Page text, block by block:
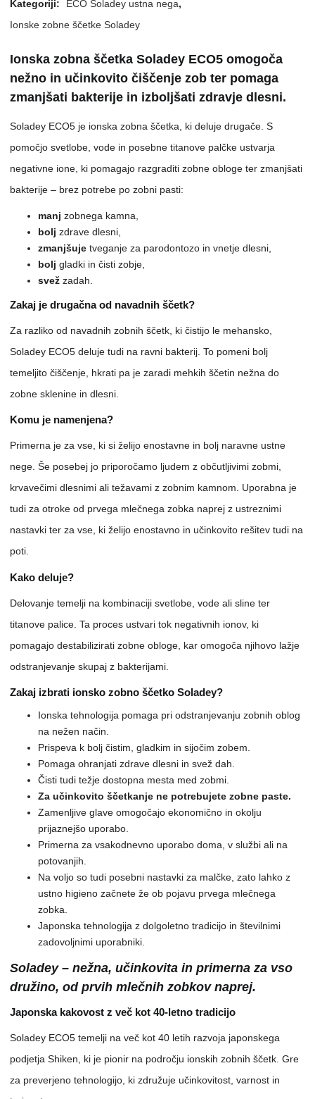
Kategoriji:
ECO Soladey ustna nega,
Ionske zobne ščetke Soladey
Ionska zobna ščetka Soladey ECO5 omogoča
nežno in učinkovito čiščenje zob ter pomaga
zmanjšati bakterije in izboljšati zdravje dlesni.
Soladey ECO5 je ionska zobna ščetka, ki deluje drugače. S
pomočjo svetlobe, vode in posebne titanove palčke ustvarja
negativne ione, ki pomagajo razgraditi zobne obloge ter zmanjšati
bakterije – brez potrebe po zobni pasti:
manj zobnega kamna,
bolj zdrave dlesni,
zmanjšuje tveganje za parodontozo in vnetje dlesni,
bolj gladki in čisti zobje,
svež zadah.
Zakaj je drugačna od navadnih ščetk?
Za razliko od navadnih zobnih ščetk, ki čistijo le mehansko,
Soladey ECO5 deluje tudi na ravni bakterij. To pomeni bolj
temeljito čiščenje, hkrati pa je zaradi mehkih ščetin nežna do
zobne sklenine in dlesni.
Komu je namenjena?
Primerna je za vse, ki si želijo enostavne in bolj naravne ustne
nege. Še posebej jo priporočamo ljudem z občutljivimi zobmi,
krvavečimi dlesnimi ali težavami z zobnim kamnom. Uporabna je
tudi za otroke od prvega mlečnega zobka naprej z ustreznimi
nastavki ter za vse, ki želijo enostavno in učinkovito rešitev tudi na
poti.
Kako deluje?
Delovanje temelji na kombinaciji svetlobe, vode ali sline ter
titanove palice. Ta proces ustvari tok negativnih ionov, ki
pomagajo destabilizirati zobne obloge, kar omogoča njihovo lažje
odstranjevanje skupaj z bakterijami.
Zakaj izbrati ionsko zobno ščetko Soladey?
Ionska tehnologija pomaga pri odstranjevanju zobnih oblog
na nežen način.
Prispeva k bolj čistim, gladkim in sijočim zobem.
Pomaga ohranjati zdrave dlesni in svež dah.
Čisti tudi težje dostopna mesta med zobmi.
Za učinkovito ščetkanje ne potrebujete zobne paste.
Zamenljive glave omogočajo ekonomično in okolju
prijaznejšo uporabo.
Primerna za vsakodnevno uporabo doma, v službi ali na
potovanjih.
Na voljo so tudi posebni nastavki za malčke, zato lahko z
ustno higieno začnete že ob pojavu prvega mlečnega
zobka.
Japonska tehnologija z dolgoletno tradicijo in številnimi
zadovoljnimi uporabniki.
Soladey – nežna, učinkovita in primerna za vso
družino, od prvih mlečnih zobkov naprej.
Japonska kakovost z več kot 40-letno tradicijo
Soladey ECO5 temelji na več kot 40 letih razvoja japonskega
podjetja Shiken, ki je pionir na področju ionskih zobnih ščetk. Gre
za preverjeno tehnologijo, ki združuje učinkovitost, varnost in